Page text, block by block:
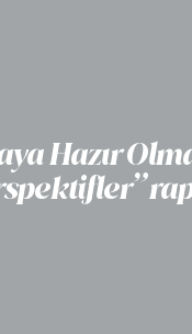
Hazır